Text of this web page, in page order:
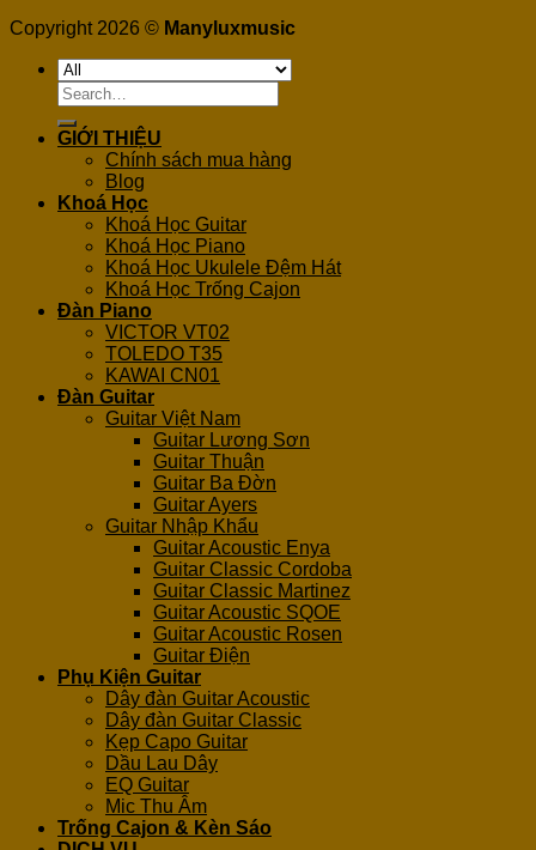
Copyright 2026 © Manyluxmusic
Search
for:
GIỚI THIỆU
Chính sách mua hàng
Blog
Khoá Học
Khoá Học Guitar
Khoá Học Piano
Khoá Học Ukulele Đệm Hát
Khoá Học Trống Cajon
Đàn Piano
VICTOR VT02
TOLEDO T35
KAWAI CN01
Đàn Guitar
Guitar Việt Nam
Guitar Lương Sơn
Guitar Thuận
Guitar Ba Đờn
Guitar Ayers
Guitar Nhập Khẩu
Guitar Acoustic Enya
Guitar Classic Cordoba
Guitar Classic Martinez
Guitar Acoustic SQOE
Guitar Acoustic Rosen
Guitar Điện
Phụ Kiện Guitar
Dây đàn Guitar Acoustic
Dây đàn Guitar Classic
Kẹp Capo Guitar
Dầu Lau Dây
EQ Guitar
Mic Thu Âm
Trống Cajon & Kèn Sáo